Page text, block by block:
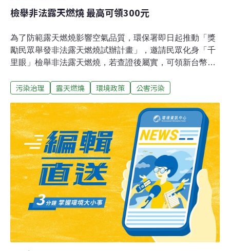
檢舉非法露天燃燒 最高可領300元
為了防範露天燃燒影響空氣品質，環保署即日起推動「獎
勵民眾舉發非法露天燃燒試辦計畫」，邀請民眾化身「千
里眼」檢舉非法露天燃燒，若查證後屬實，可領新台幣
示，已利用先進衛星遙測技術，藉由接收衛星即時觀測資
衛星搭載感測器誤差影響，因此環保署將推動「獎勵民眾
舉發非法露天燃燒試辦計畫」，讓民眾化身「千里眼」，
協助監控非法露天燃燒行為。環保署表示，民眾若發現未
經許可從事露天燃燒行為，向環保機關進行舉報及提供具
體可資辨識明確的佐證資料，並在必要時協助環保人員到
達燃燒事發地點進行查證工作，每件就核給新台幣100
元。此外，若經環保機關查證確有露天燃燒情節者，將再
加發200元，等於每一案件民眾最高可領取300元獎勵金；
試辦計畫即日起至6月30日止。
污染治理 露天燃燒 環境政策 公害污染